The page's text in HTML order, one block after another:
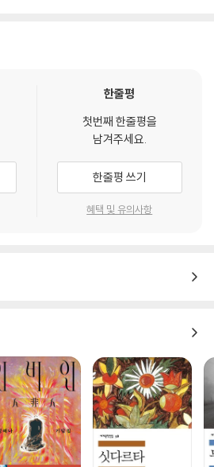
한줄평
첫번째 한줄평을
남겨주세요.
한줄평 쓰기
혜택 및 유의사항